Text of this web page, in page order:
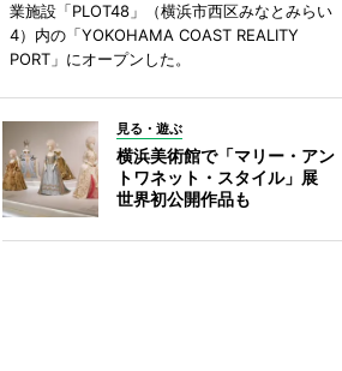
業施設「PLOT48」（横浜市西区みなとみらい
4）内の「YOKOHAMA COAST REALITY
PORT」にオープンした。
見る・遊ぶ
横浜美術館で「マリー・アン
トワネット・スタイル」展
世界初公開作品も